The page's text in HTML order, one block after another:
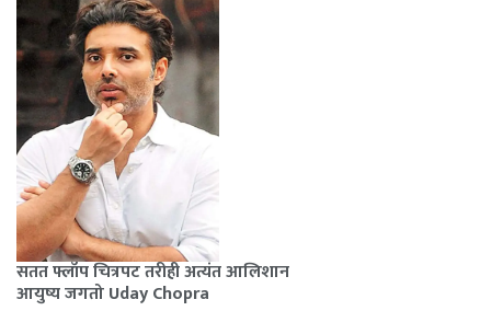
सतत फ्लॉप चित्रपट तरीही अत्यंत आलिशान
आयुष्य जगतो Uday Chopra